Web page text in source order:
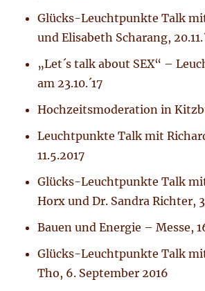
Glücks-Leuchtpunkte Talk
und Elisabeth Scharang,
„Let´s talk about SEX“ –
am 23.10.´17
Hochzeitsmoderation in
Leuchtpunkte Talk mit
11.5.2017
Glücks-Leuchtpunkte Talk
Horx und Dr. Sandra Richter,
Bauen und Energie – Messe,
Glücks-Leuchtpunkte Talk
Tho, 6. September 2016